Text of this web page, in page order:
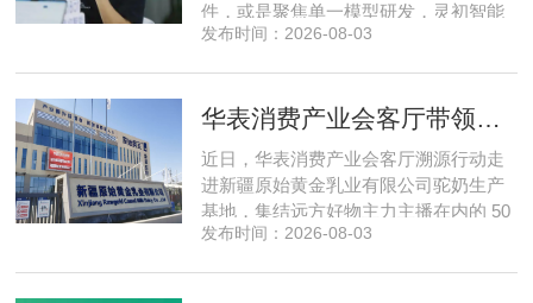
件，或是聚焦单一模型研发，灵初智能
自创立之初便守住初心，以自研操作大
能创始人王启斌，拆解其从创立第一天
数据规模才是决定行业拐点的核心
发布时间：2026-08-03
华表消费产业会客厅带领私域直播团队走进新疆原始黄金乳业，溯源新疆好驼奶
近日，华表消费产业会客厅溯源行动走
进新疆原始黄金乳业有限公司驼奶生产
基地，集结远方好物主力主播在内的 50
位头部私域主播组团深入工厂一线实地
发布时间：2026-08-03